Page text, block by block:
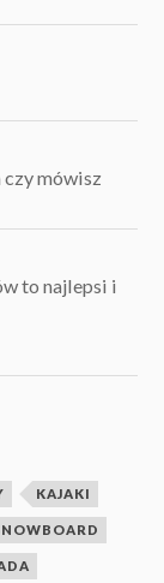
czy mówisz
to najlepsi i
KAJAKI